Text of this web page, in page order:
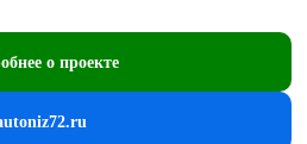
о проекте